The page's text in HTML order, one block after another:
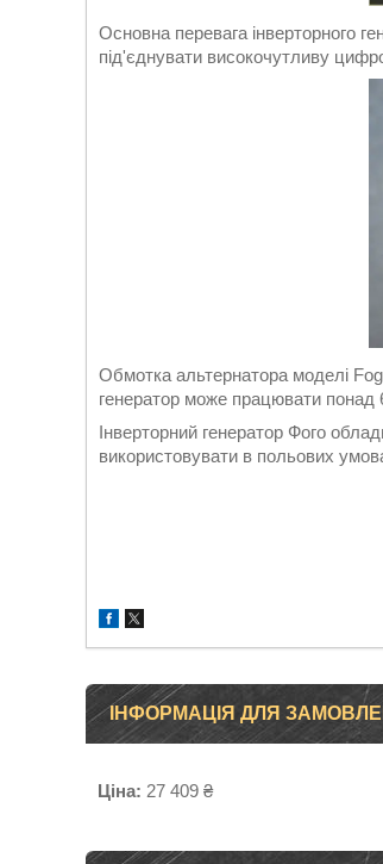
Основна перевага інверторного
під'єднувати високочутливу
Обмотка альтернатора моделі
генератор може працювати понад
Інверторний генератор Фого
використовувати в польових
ІНФОРМАЦІЯ ДЛЯ
Ціна: 27 409 ₴